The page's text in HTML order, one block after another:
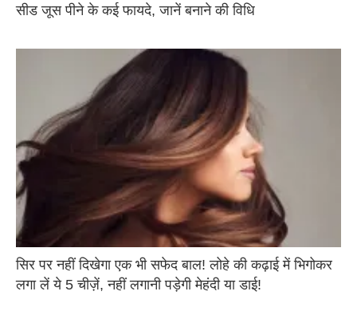
सीड जूस पीने के कई फायदे, जानें बनाने की विधि
सिर पर नहीं दिखेगा एक भी सफेद बाल! लोहे की कढ़ाई में भिगोकर
लगा लें ये 5 चीज़ें, नहीं लगानी पड़ेगी मेहंदी या डाई!